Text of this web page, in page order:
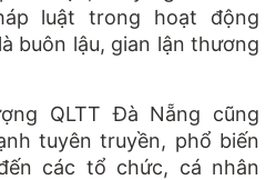
luật trong hoạt động
buôn lậu, gian lận thương
QLTT Đà Nẵng cũng
tuyên truyền, phổ biến
các tổ chức, cá nhân